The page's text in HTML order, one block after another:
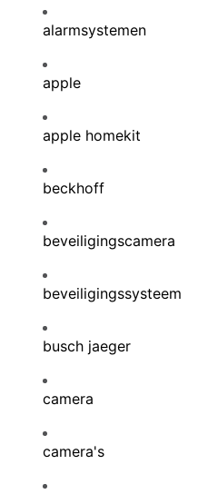
alarmsystemen
apple
apple homekit
beckhoff
beveiligingscamera
beveiligingssysteem
busch jaeger
camera
camera's